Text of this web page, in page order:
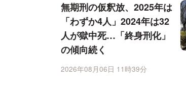
無期刑の仮釈放、2025年は
「わずか4人」2024年は32
人が獄中死…「終身刑化」
の傾向続く
2026年08月06日 11時39分